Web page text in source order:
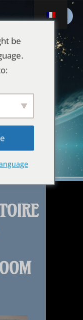
l'Univers
be